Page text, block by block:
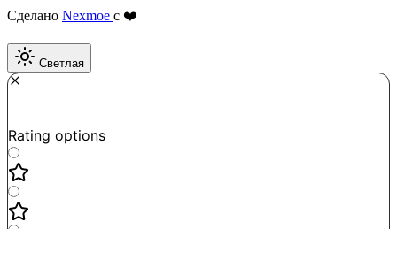
Сделано Nexmoe с ❤️
Светлая
Rating options